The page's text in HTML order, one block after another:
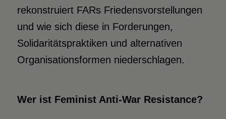
rekonstruiert FARs Friedensvorstellungen
und wie sich diese in Forderungen,
Solidaritätspraktiken und alternativen
Organisationsformen niederschlagen.
Wer ist Feminist Anti-War Resistance?